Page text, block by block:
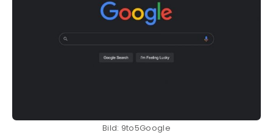
Bild: 9to5Google